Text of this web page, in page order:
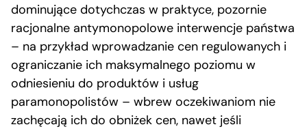
dominujące dotychczas w praktyce, pozornie
racjonalne antymonopolowe interwencje państwa
– na przykład wprowadzanie cen regulowanych i
ograniczanie ich maksymalnego poziomu w
odniesieniu do produktów i usług
paramonopolistów – wbrew oczekiwaniom nie
zachęcają ich do obniżek cen, nawet jeśli